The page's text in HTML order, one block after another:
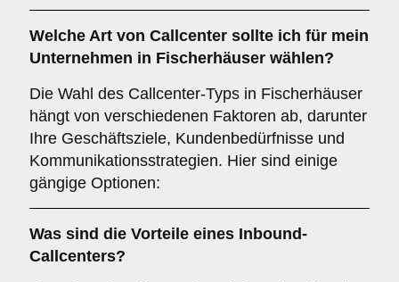
Welche Art von Callcenter sollte ich für mein
Unternehmen in Fischerhäuser wählen?
Die Wahl des Callcenter-Typs in Fischerhäuser
hängt von verschiedenen Faktoren ab, darunter
Ihre Geschäftsziele, Kundenbedürfnisse und
Kommunikationsstrategien. Hier sind einige
gängige Optionen:
Was sind die Vorteile eines Inbound-
Callcenters?